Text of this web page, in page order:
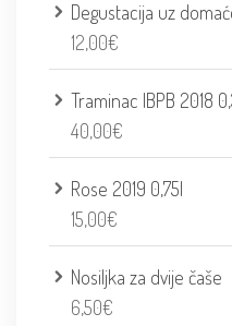
Degustacija uz
12,00€
Traminac IBPB 2018
40,00€
Rose 2019 0,75l
15,00€
Nosiljka za dvije čaše
6,50€